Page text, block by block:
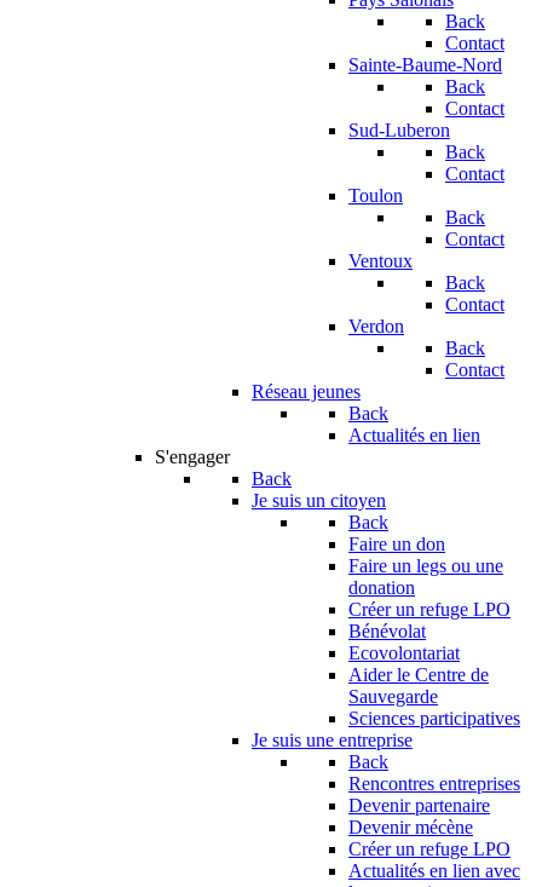
Back
Contact
Sainte-Baume-Nord
Back
Contact
Sud-Luberon
Back
Contact
Toulon
Back
Contact
Ventoux
Back
Contact
Verdon
Back
Contact
Réseau jeunes
Back
Actualités en lien
S'engager
Back
Je suis un citoyen
Back
Faire un don
Faire un legs ou une
donation
Créer un refuge LPO
Bénévolat
Ecovolontariat
Aider le Centre de
Sauvegarde
Sciences participatives
Je suis une entreprise
Back
Rencontres entreprises
Devenir partenaire
Devenir mécène
Créer un refuge LPO
Actualités en lien avec